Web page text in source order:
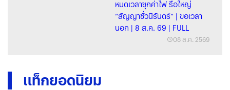
หมดเวลาซุกค่าไฟ รื้อใหญ่
“สัญญาชั่วนิรันดร์” | ขอเวลา
นอก | 8 ส.ค. 69 | FULL
08 ส.ค. 2569
แท็กยอดนิยม